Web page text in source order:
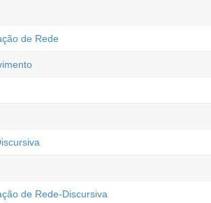
de Rede
de Rede-Discursiva